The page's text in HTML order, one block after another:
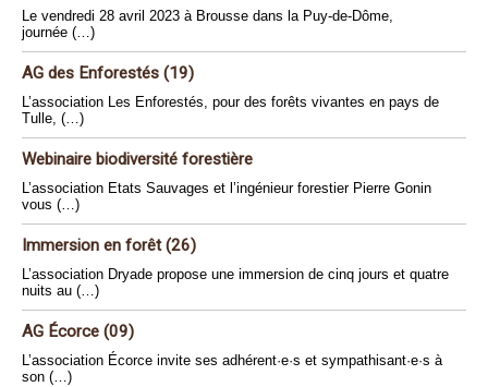
Le vendredi 28 avril 2023 à Brousse dans la Puy-de-Dôme,
journée (…)
AG des Enforestés (19)
L’association Les Enforestés, pour des forêts vivantes en pays de
Tulle, (…)
Webinaire biodiversité forestière
L’association Etats Sauvages et l’ingénieur forestier Pierre Gonin
vous (…)
Immersion en forêt (26)
L’association Dryade propose une immersion de cinq jours et quatre
nuits au (…)
AG Écorce (09)
L’association Écorce invite ses adhérent·e·s et sympathisant·e·s à
son (…)